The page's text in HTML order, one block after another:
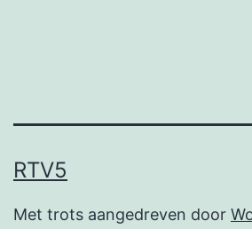
RTV5
Met trots aangedreven door